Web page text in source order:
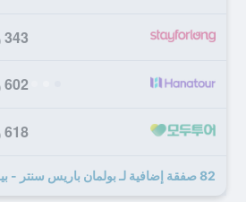
343 ﷼
602 ﷼
618 ﷼
82 صفقة إضافية لـ بولمان باريس سنتر - بيرسي